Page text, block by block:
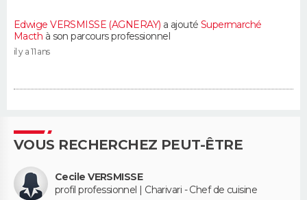
Edwige VERSMISSE (AGNERAY) a ajouté Supermarché
Macth à son parcours professionnel
il y a 11 ans
VOUS RECHERCHEZ PEUT-ÊTRE
Cecile VERSMISSE
profil professionnel | Charivari - Chef de cuisine